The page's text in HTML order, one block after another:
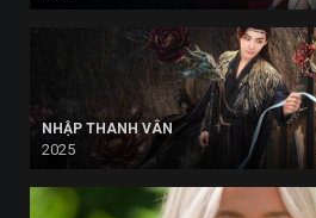
NHẬP THANH VÂN
2025